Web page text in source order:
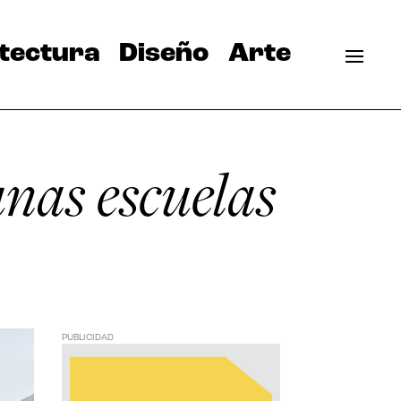
Diseño Arte
escuelas
PUBLICIDAD